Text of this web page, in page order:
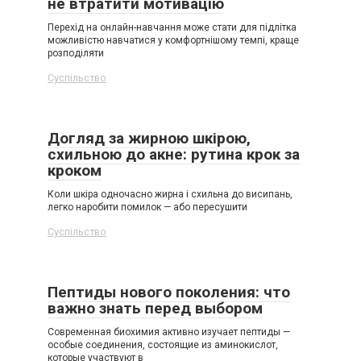
не втратити мотивацію
Перехід на онлайн-навчання може стати для підлітка
можливістю навчатися у комфортнішому темпі, краще
розподіляти
Суспільство
Догляд за жирною шкірою,
схильною до акне: рутина крок за
кроком
Коли шкіра одночасно жирна і схильна до висипань,
легко наробити помилок — або пересушити
Суспільство
Пептиды нового поколения: что
важно знать перед выбором
Современная биохимия активно изучает пептиды —
особые соединения, состоящие из аминокислот,
которые участвуют в